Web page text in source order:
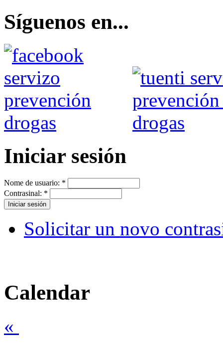
Síguenos en...
Iniciar sesión
Nome de usuario: *
Contrasinal: *
Solicitar un novo
Calendar
«